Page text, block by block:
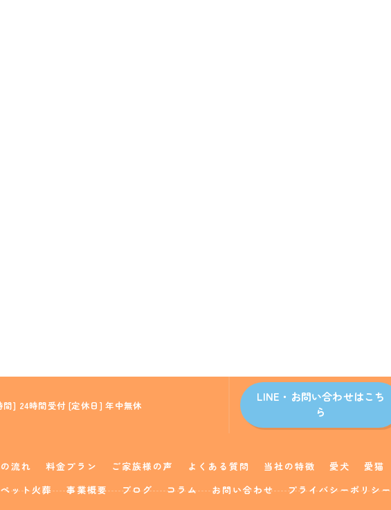
間] 24時間受付 [定休日] 年中無休
LINE・お問い合わせはこち
ら
流れ 料金プラン ご家族様の声 よくある質問 当社の特徴 愛犬 愛猫
ット火葬
事業概要 ブログ コラム お問い合わせ プライバシーポリシー